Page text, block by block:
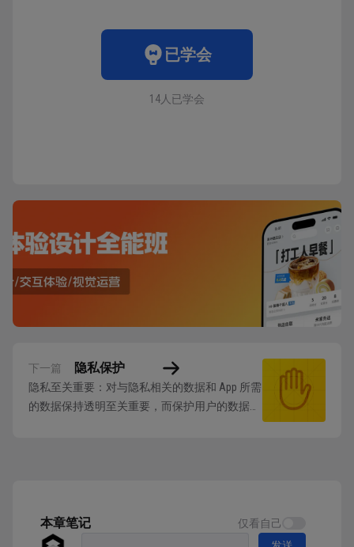
已学会
14人已学会
下一篇 隐私保护
隐私至关重要：对与隐私相关的数据和 App 所需
的数据保持透明至关重要，而保护用户的数据也
本章笔记
仅看自己